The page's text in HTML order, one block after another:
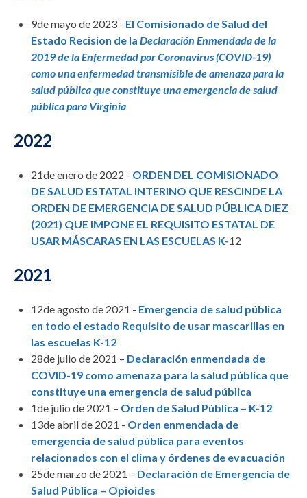
9de mayo de 2023 - El Comisionado de Salud del
Estado Recision de la Declaración Enmendada de la
2019 de la Enfermedad por Coronavirus (COVID-19)
como una enfermedad transmisible de amenaza para la
salud pública que constituye una emergencia de salud
pública para Virginia
2022
21de enero de 2022 - ORDEN DEL COMISIONADO
DE SALUD ESTATAL INTERINO QUE RESCINDE LA
ORDEN DE EMERGENCIA DE SALUD PÚBLICA DIEZ
(2021) QUE IMPONE EL REQUISITO ESTATAL DE
USAR MÁSCARAS EN LAS ESCUELAS K-12
2021
12de agosto de 2021 - Emergencia de salud pública
en todo el estado Requisito de usar mascarillas en
las escuelas K-12
28de julio de 2021 – Declaración enmendada de
COVID-19 como amenaza para la salud pública que
constituye una emergencia de salud pública
1de julio de 2021 – Orden de Salud Pública – K-12
13de abril de 2021 - Orden enmendada de
emergencia de salud pública para eventos
relacionados con el clima y órdenes de evacuación
25de marzo de 2021 – Declaración de Emergencia de
Salud Pública – Opioides